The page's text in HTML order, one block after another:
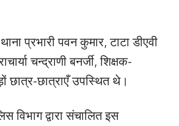
प्रभारी पवन कुमार, टाटा डीएवी
चन्द्राणी बनर्जी, शिक्षक-
छात्र-छात्राएँ उपस्थित थे।
विभाग द्वारा संचालित इस